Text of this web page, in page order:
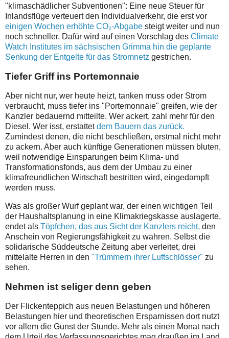
"klimaschädlicher Subventionen": Eine neue Steuer für
Inlandsflüge verteuert den Individualverkehr, die erst vor
einigen Wochen erhöhte CO₂-Abgabe steigt weiter und nun
noch schneller. Dafür wird auf einen Vorschlag des Climate
Watch Institutes im sächsischen Grimma hin die geplante
Senkung der Entgelte für das Stromnetz gestrichen.
Tiefer Griff ins Portemonnaie
Aber nicht nur, wer heute heizt, tanken muss oder Strom
verbraucht, muss tiefer ins "Portemonnaie" greifen, wie der
Kanzler bedauernd mitteilte. Wer ackert, zahl mehr für den
Diesel. Wer isst, erstattetdem Bauern das zurück.
Zumindest denen, die nicht beschließen, erstmal nicht mehr
zu ackern. Aber auch künftige Generationen müssen bluten,
weil notwendige Einsparungen beim Klima- und
Transformationsfonds, aus dem der Umbau zu einer
klimafreundlichen Wirtschaft bestritten wird, eingedampft
werden muss.
Was als großer Wurf geplant war, der einen wichtigen Teil
der Haushaltsplanung in eine Klimakriegskasse auslagerte,
endet als Töpfchen, das aus Sicht der Kanzlers reicht, den
Anschein von Regierungsfähigkeit zu wahren. Selbst die
solidarische Süddeutsche Zeitung aber verleitet, drei
mittelalte Herren in den "Trümmern ihrer Luftschlösser" zu
sehen.
Nehmen ist seliger denn geben
Der Flickenteppich aus neuen Belastungen und höheren
Belastungen hier und theoretischen Ersparnissen dort nutzt
vor allem die Gunst der Stunde. Mehr als einen Monat nach